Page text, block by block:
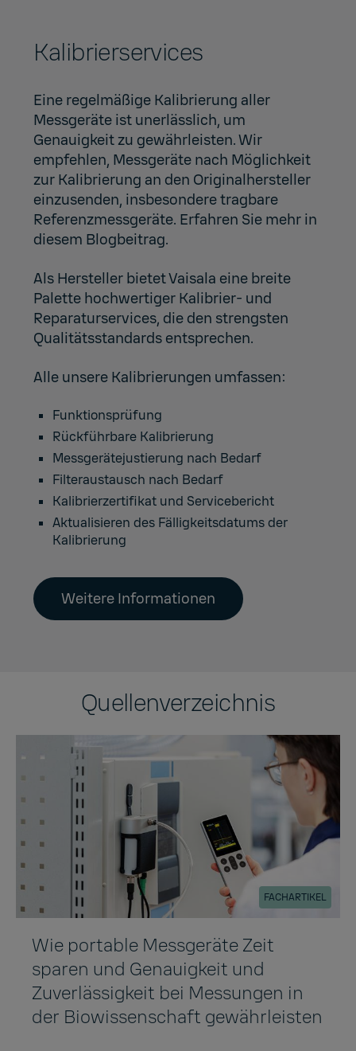
Kalibrierservices
Eine regelmäßige Kalibrierung aller
Messgeräte ist unerlässlich, um
Genauigkeit zu gewährleisten. Wir
empfehlen, Messgeräte nach Möglichkeit
zur Kalibrierung an den Originalhersteller
einzusenden, insbesondere tragbare
Referenzmessgeräte. Erfahren Sie mehr in
diesem Blogbeitrag.
Als Hersteller bietet Vaisala eine breite
Palette hochwertiger Kalibrier- und
Reparaturservices, die den strengsten
Qualitätsstandards entsprechen.
Alle unsere Kalibrierungen umfassen:
Funktionsprüfung
Rückführbare Kalibrierung
Messgerätejustierung nach Bedarf
Filteraustausch nach Bedarf
Kalibrierzertifikat und Servicebericht
Aktualisieren des Fälligkeitsdatums der
Kalibrierung
Weitere Informationen
Quellenverzeichnis
FACHARTIKEL
Wie portable Messgeräte Zeit
sparen und Genauigkeit und
Zuverlässigkeit bei Messungen in
der Biowissenschaft gewährleisten